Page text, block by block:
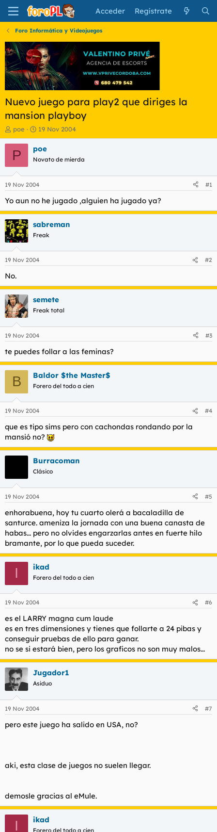
Acceder Regístrate
Foro Informática y Videojuegos
Nuevo juego para play2 que diriges la
mansion playboy
I
n
i
c
a
d
o
r
e
l
t
e
m
a
poe
F
e
c
a
e
i
n
c
i
o
19 Nov 2004
P poe
Novato de mierda
19 Nov 2004 #1
Yo aun no he jugado ,alguien ha jugado ya?
sabreman
Freak
19 Nov 2004 #2
No.
semete
Freak total
19 Nov 2004 #3
te puedes follar a las feminas?
B Baldor $the Master$
Forero del todo a cien
19 Nov 2004 #4
que es tipo sims pero con cachondas rondando por la
mansió no?
Burracoman
Clásico
19 Nov 2004 #5
enhorabuena, hoy tu cuarto olerá a bacaladilla de
santurce. ameniza la jornada con una buena canasta de
habas... pero no olvides engarzarlas antes en fuerte hilo
bramante, por lo que pueda suceder.
I ikad
Forero del todo a cien
19 Nov 2004 #6
es el LARRY magna cum laude
es en tres dimensiones y tienes que follarte a 24 pibas y
conseguir pruebas de ello para ganar.
no se si estará bien, pero los graficos no son muy malos...
Jugador1
Asiduo
19 Nov 2004 #7
pero este juego ha salido en USA, no?
aki, esta clase de juegos no suelen llegar.
demosle gracias al eMule.
I ikad
Forero del todo a cien